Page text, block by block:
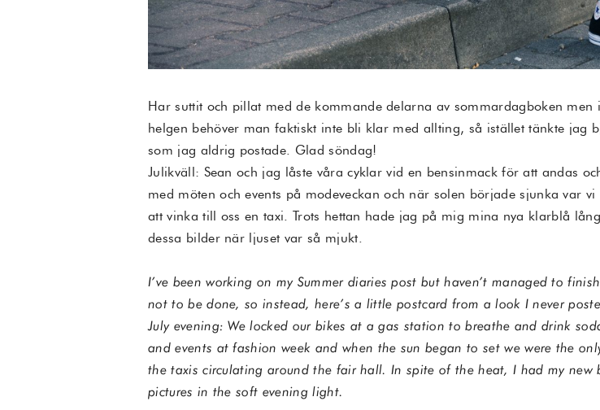
Har suttit och pillat med de kommande delarna av sommardagboken
helgen behöver man faktiskt inte bli klar med allting, så istället tänkte jag
som jag aldrig postade. Glad söndag!
Julikväll: Sean och jag låste våra cyklar vid en bensinmack för att andas
med möten och events på modeveckan och när solen började sjunka var
att vinka till oss en taxi. Trots hettan hade jag på mig mina nya klarblå
dessa bilder när ljuset var så mjukt.
I’ve been working on my Summer diaries post but haven’t managed to
not to be done, so instead, here’s a little postcard from a look I never
July evening: We locked our bikes at a gas station to breathe and drink
and events at fashion week and when the sun began to set we were the
the taxis circulating around the fair hall. In spite of the heat, I had my new
pictures in the soft evening light.